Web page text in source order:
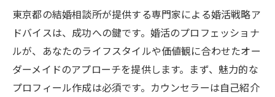
東京都の結婚相談所が提供する専門家による婚活戦略ア
ドバイスは、成功への鍵です。婚活のプロフェッショナ
ルが、あなたのライフスタイルや価値観に合わせたオー
ダーメイドのアプローチを提供します。まず、魅力的な
プロフィール作成は必須です。カウンセラーは自己紹介